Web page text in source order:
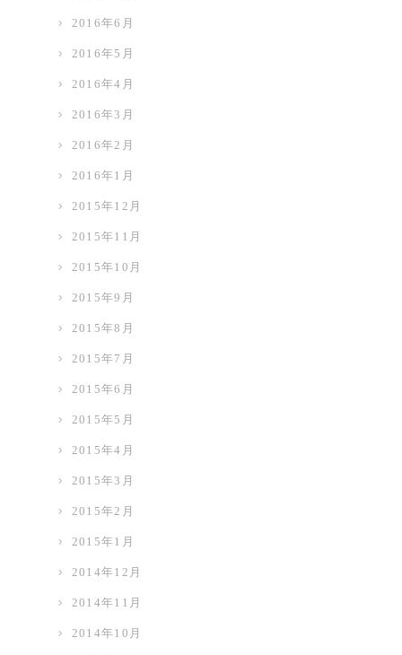
2016年6月
2016年5月
2016年4月
2016年3月
2016年2月
2016年1月
2015年12月
2015年11月
2015年10月
2015年9月
2015年8月
2015年7月
2015年6月
2015年5月
2015年4月
2015年3月
2015年2月
2015年1月
2014年12月
2014年11月
2014年10月